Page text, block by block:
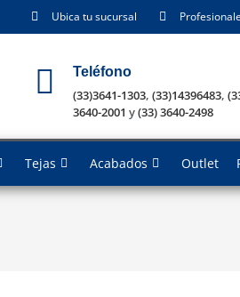
Ubica tu sucursal
Teléfono
(33)3641-1303, (33)14396483,
3640-2001 y(33) 3640-2498
Tejas Acabados Outlet